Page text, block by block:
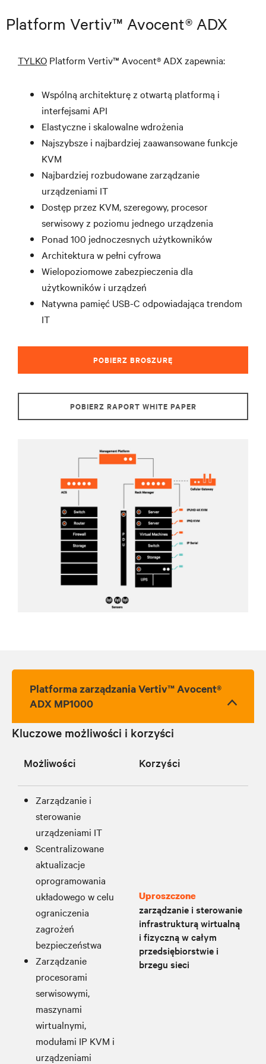
Platform Vertiv™ Avocent® ADX
TYLKO Platform Vertiv™ Avocent® ADX zapewnia:
Wspólną architekturę z otwartą platformą i
interfejsami API
Elastyczne i skalowalne wdrożenia
Najszybsze i najbardziej zaawansowane funkcje
KVM
Najbardziej rozbudowane zarządzanie
urządzeniami IT
Dostęp przez KVM, szeregowy, procesor
serwisowy z poziomu jednego urządzenia
Ponad 100 jednoczesnych użytkowników
Architektura w pełni cyfrowa
Wielopoziomowe zabezpieczenia dla
użytkowników i urządzeń
Natywna pamięć USB-C odpowiadająca trendom
IT
POBIERZ BROSZURĘ
POBIERZ RAPORT WHITE PAPER
Platforma zarządzania Vertiv™ Avocent®
ADX MP1000
Kluczowe możliwości i korzyści
Możliwości Korzyści
Zarządzanie i
sterowanie
urządzeniami IT
Scentralizowane
aktualizacje
oprogramowania
układowego w celu
ograniczenia
zagrożeń
bezpieczeństwa
Zarządzanie
procesorami
serwisowymi,
maszynami
wirtualnymi,
modułami IP KVM i
urządzeniami
Uproszczone
zarządzanie i sterowanie
infrastrukturą wirtualną
i fizyczną w całym
przedsiębiorstwie i
brzegu sieci